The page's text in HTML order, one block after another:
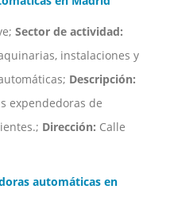
Sector de actividad:
instalaciones y
Descripción:
expendedoras de
Dirección: Calle
automáticas en